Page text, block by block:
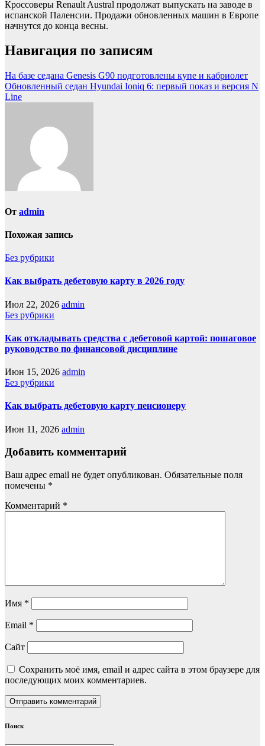
Кроссоверы Renault Austral продолжат выпускать на заводе в
испанской Паленсии. Продажи обновленных машин в Европе
начнутся до конца весны.
Навигация по записям
На базе седана Genesis G90 подготовлены купе и кабриолет
Обновленный седан Hyundai Ioniq 6: первый показ и версия N
Line
От admin
Похожая запись
Без рубрики
Как выбрать дебетовую карту в 2026 году
Июл 22, 2026 admin
Без рубрики
Как откладывать средства с дебетовой картой: пошаговое
руководство по финансовой дисциплине
Июн 15, 2026 admin
Без рубрики
Как выбрать дебетовую карту пенсионеру
Июн 11, 2026 admin
Добавить комментарий
Ваш адрес email не будет опубликован. Обязательные поля
помечены *
Комментарий *
Имя *
Email *
Сайт
Сохранить моё имя, email и адрес сайта в этом браузере для
последующих моих комментариев.
Поиск